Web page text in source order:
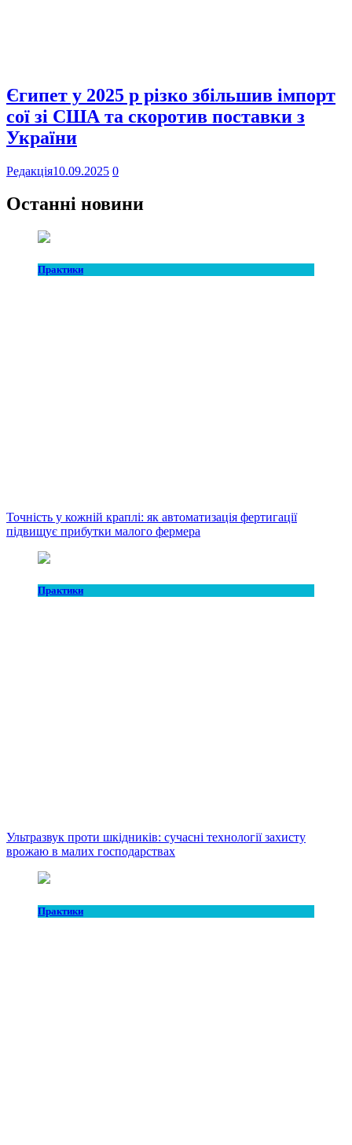
Єгипет у 2025 р різко збільшив імпорт
сої зі США та скоротив поставки з
України
Редакція10.09.2025 0
Останні новини
Практики
Точність у кожній краплі: як автоматизація фертигації
підвищує прибутки малого фермера
Практики
Ультразвук проти шкідників: сучасні технології захисту
врожаю в малих господарствах
Практики